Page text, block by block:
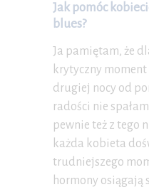
Jak pomóc
blues?
Ja pamiętam, że
krytyczny
drugiej nocy od
radości nie
pewnie też z tego
każda kobieta
trudniejszego
hormony osiągają